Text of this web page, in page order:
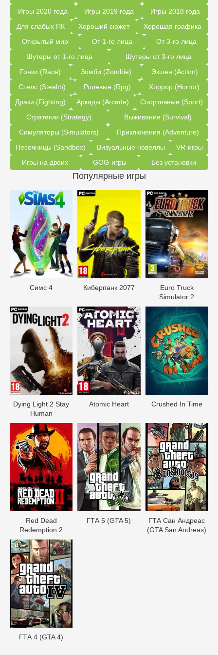
Игры 2020 года Игры 2019 года
Игры 2018 года
Для слабых ПК
Хороший сюжет
Хорошая графика
Открытый мир
От 1-го лица
От 3-го лица
Шутеры от 1-го лица
Шутеры от 3-го лица
Гонки (Race)
Зомби (Zombie)
Экшен (Action)
Стелс (Stealth)
Ролевые (Rpg)
Хоррор (Horror)
Драки (Fighting)
Аркады (Arcade)
Спортивные (Sport)
Стратегии (Strategy)
Выживание (Survival)
Симуляторы (Simulators)
Приключения (Adventure)
Песочницы (Sandbox)
Визуальные новеллы
VR-игры
Игры на двоих
GOG-игры Без установки
Популярные игры
Симс 4 Киберпанк 2077
Euro Truck
Simulator 2
Dying Light 2 Stay
Human
Atomic Heart Crushed In Time
Red Dead
Redеmption 2
ГТА 5 (GTA 5)
ГТА Сан Андреас
(GTA San Andreas)
ГТА 4 (GTA 4)